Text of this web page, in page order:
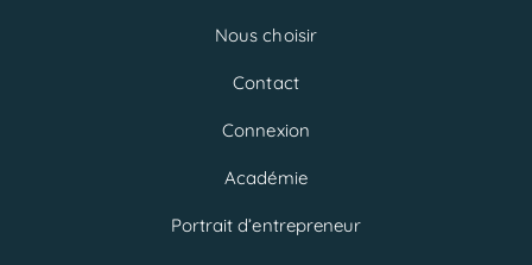
Nous choisir
Contact
Connexion
Académie
Portrait d’entrepreneur